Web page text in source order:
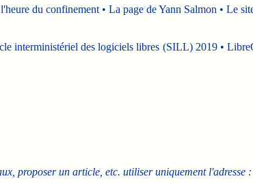
du confinement • La page de Yann Salmon • Le
interministériel des logiciels libres (SILL) 2019 •
proposer un article, etc. utiliser uniquement l'adresse :